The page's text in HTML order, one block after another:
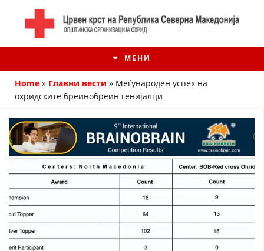
МЕНИ
ИСТОРИЈАТ НА ЦКРМ
Home » Главни вести » Меѓународен успех на
охридските бреинобреин генијалци